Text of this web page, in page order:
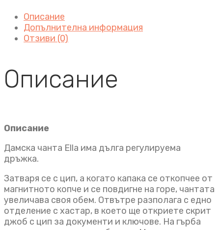
Описание
Допълнителна информация
Отзиви (0)
Описание
Описание
Дамска чанта Ella има дълга регулируема
дръжка.
Затваря се с цип, а когато капака се откопчее от
магнитното копче и се повдигне на горе, чантата
увеличава своя обем. Отвътре разполага с едно
отделение с хастар, в което ще откриете скрит
джоб с цип за документи и ключове. На гърба